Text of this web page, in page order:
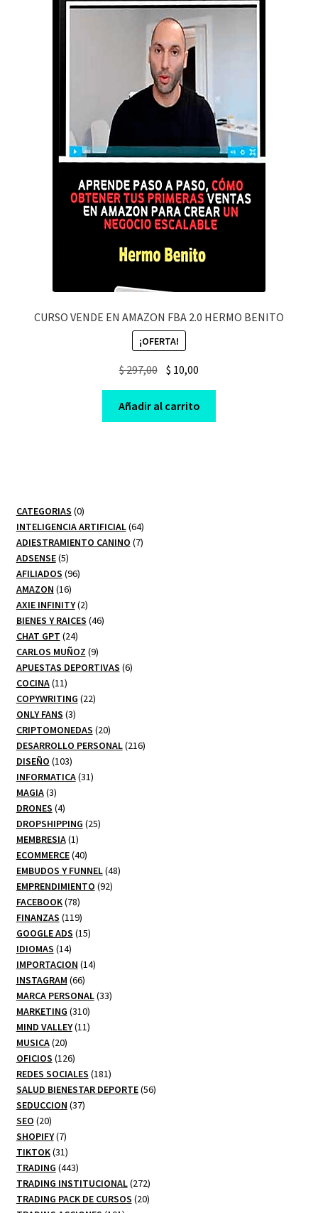
CURSO VENDE EN AMAZON FBA 2.0 HERMO BENITO
¡OFERTA!
$297,00 Original
price
was:
$ 297,00.
$ 10,00
price
is:
$ 10,00.
Añadir al carrito
CATEGORIAS 00
productos
INTELIGENCIA ARTIFICIAL 6464
productos
ADIESTRAMIENTO CANINO 77
ADSENSE 55
productos
AFILIADOS 9696
AMAZON 1616
productos
AXIE INFINITY 22
productos
BIENES Y RAICES 4646
CHAT GPT 2424
productos
CARLOS MUÑOZ 99
productos
APUESTAS DEPORTIVAS 66
COCINA 1111
productos
COPYWRITING 2222
ONLY FANS 33
productos
CRIPTOMONEDAS 2020
productos
DESARROLLO PERSONAL 216216
DISEÑO 103103
productos
INFORMATICA 3131
MAGIA 33
productos
DRONES 44
productos
DROPSHIPPING 2525
MEMBRESIA 11
producto
ECOMMERCE 4040
productos
EMBUDOS Y FUNNEL 4848
EMPRENDIMIENTO 9292
FACEBOOK 7878
productos
FINANZAS 119119
productos
GOOGLE ADS 1515
IDIOMAS 1414
productos
IMPORTACION 1414
INSTAGRAM 6666
productos
MARCA PERSONAL 3333
MARKETING 310310
productos
MIND VALLEY 1111
MUSICA 2020
productos
OFICIOS 126126
productos
REDES SOCIALES 181181
productos
SALUD BIENESTAR DEPORTE 5656
SEDUCCION 3737
SEO 2020
productos
SHOPIFY 77
productos
TIKTOK 3131
productos
TRADING 443443
productos
TRADING INSTITUCIONAL 272272
productos
TRADING PACK DE CURSOS 2020